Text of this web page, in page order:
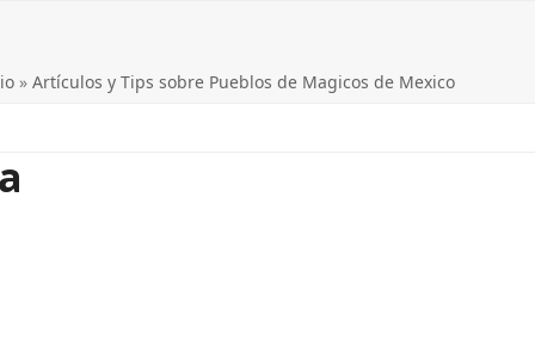
» Artículos y Tips sobre Pueblos de Magicos de Mexico